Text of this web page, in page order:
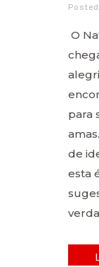
O
para
de
esta